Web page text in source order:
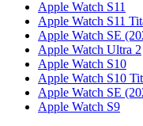
Apple Watch S11
Apple Watch S11
Apple Watch SE
Apple Watch Ultra 2
Apple Watch S10
Apple Watch S10
Apple Watch SE
Apple Watch S9